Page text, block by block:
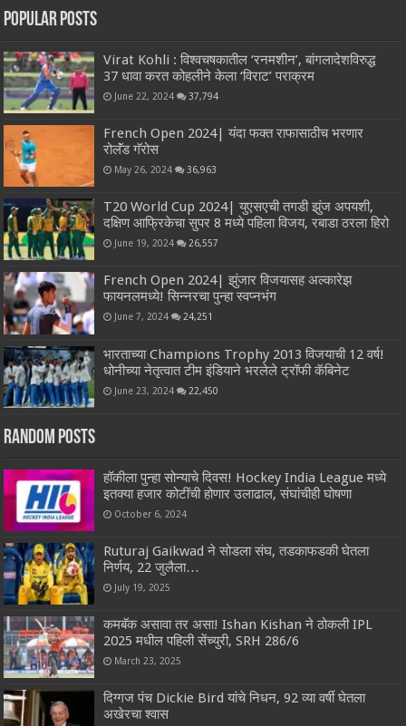
Popular Posts
Virat Kohli : विश्वचषकातील ‘रनमशीन’, बांगलादेशविरुद्ध
37 धावा करत कोहलीने केला ‘विराट’ पराक्रम
June 22, 2024 37,794
French Open 2024| यंदा फक्त राफासाठीच भरणार
रोलॅंड गॅरोस
May 26, 2024 36,963
T20 World Cup 2024| युएसएची तगडी झुंज अपयशी,
दक्षिण आफ्रिकेचा सुपर 8 मध्ये पहिला विजय, रबाडा ठरला हिरो
June 19, 2024 26,557
French Open 2024| झुंजार विजयासह अल्कारेझ
फायनलमध्ये! सिन्नरचा पुन्हा स्वप्नभंग
June 7, 2024 24,251
भारताच्या Champions Trophy 2013 विजयाची 12 वर्ष!
धोनीच्या नेतृत्वात टीम इंडियाने भरलेले ट्रॉफी कॅबिनेट
June 23, 2024 22,450
Random Posts
हॉकीला पुन्हा सोन्याचे दिवस! Hockey India League मध्ये
इतक्या हजार कोटींची होणार उलाढाल, संघांचीही घोषणा
October 6, 2024
Ruturaj Gaikwad ने सोडला संघ, तडकाफडकी घेतला
निर्णय, 22 जुलैला…
July 19, 2025
कमबॅक असावा तर असा! Ishan Kishan ने ठोकली IPL
2025 मधील पहिली सेंच्युरी, SRH 286/6
March 23, 2025
दिग्गज पंच Dickie Bird यांचे निधन, 92 व्या वर्षी घेतला
अखेरचा श्वास